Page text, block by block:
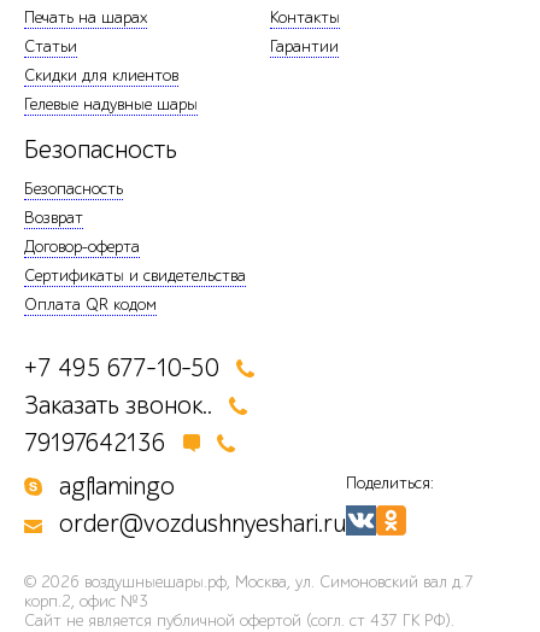
Печать на шарах
Статьи
Скидки для клиентов
Гелевые надувные шары
Контакты
Гарантии
Безопасность
Безопасность
Возврат
Договор-оферта
Сертификаты и свидетельства
Оплата QR кодом
+7 495 677-10-50
Заказать звонок..
79197642136
agflamingo
order@vozdushnyeshari.ru
Поделиться:
© 2026 воздушныешары.рф, Москва, ул. Симоновский вал д.7
корп.2, офис №3
Сайт не является публичной офертой (согл. ст 437 ГК РФ).